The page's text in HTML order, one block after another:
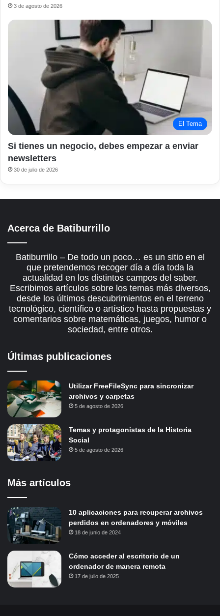
3 de agosto de 2026
El Tema
Si tienes un negocio, debes empezar a enviar
newsletters
30 de julio de 2026
Acerca de Batiburrillo
Batiburrillo – De todo un poco… es un sitio en el
que pretendemos recoger día a día toda la
actualidad en los distintos campos del saber.
Escribimos artículos sobre los temas más diversos,
desde los últimos descubrimientos en el terreno
tecnológico, científico o artístico hasta propuestas y
comentarios sobre matemáticas, juegos, humor o
sociedad, entre otros.
Últimas publicaciones
Utilizar FreeFileSync para sincronizar
archivos y carpetas
5 de agosto de 2026
Temas y protagonistas de la Historia
Social
5 de agosto de 2026
Más artículos
10 aplicaciones para recuperar archivos
perdidos en ordenadores y móviles
18 de junio de 2024
Cómo acceder al escritorio de un
ordenador de manera remota
17 de julio de 2025